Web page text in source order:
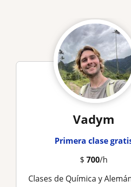
Vadym
Primera clase
$ 700/h
Clases de Química y Alemán | Secundaria, bachillerato, universidad